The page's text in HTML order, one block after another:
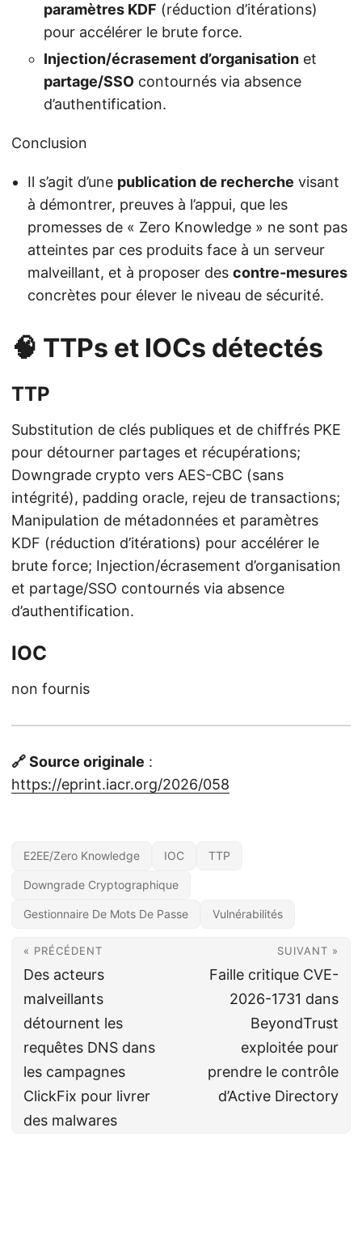
paramètres KDF (réduction d’itérations)
pour accélérer le brute force.
Injection/écrasement d’organisation et
partage/SSO contournés via absence
d’authentification.
Conclusion
Il s’agit d’une publication de recherche visant
à démontrer, preuves à l’appui, que les
promesses de « Zero Knowledge » ne sont pas
atteintes par ces produits face à un serveur
malveillant, et à proposer des contre‑mesures
concrètes pour élever le niveau de sécurité.
🧠 TTPs et IOCs détectés
TTP
Substitution de clés publiques et de chiffrés PKE
pour détourner partages et récupérations;
Downgrade crypto vers AES-CBC (sans
intégrité), padding oracle, rejeu de transactions;
Manipulation de métadonnées et paramètres
KDF (réduction d’itérations) pour accélérer le
brute force; Injection/écrasement d’organisation
et partage/SSO contournés via absence
d’authentification.
IOC
non fournis
🔗 Source originale :
https://eprint.iacr.org/2026/058
E2EE/Zero Knowledge IOC TTP
Downgrade Cryptographique
Gestionnaire De Mots De Passe Vulnérabilités
« PRÉCÉDENT
Des acteurs
malveillants
détournent les
requêtes DNS dans
les campagnes
ClickFix pour livrer
des malwares
SUIVANT »
Faille critique CVE-
2026-1731 dans
BeyondTrust
exploitée pour
prendre le contrôle
d’Active Directory